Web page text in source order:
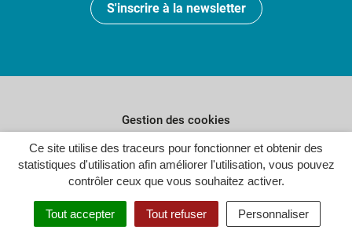
Ce site utilise des traceurs pour fonctionner et obtenir des
statistiques d'utilisation afin améliorer l'utilisation, vous pouvez
contrôler ceux que vous souhaitez activer.
Tout accepter Tout refuser Personnaliser
S'inscrire à la newsletter
Gestion des cookies
Plan du site
Politique de confidentialité
Crédits